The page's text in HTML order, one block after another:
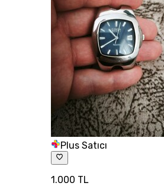
Plus Satıcı
1.000 TL